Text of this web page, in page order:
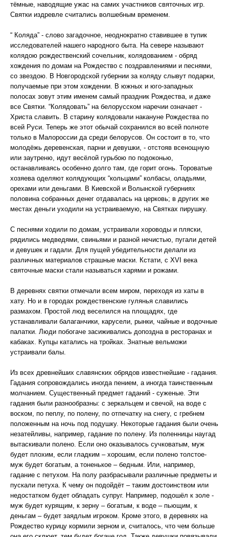
тёмные, наводящие ужас на самих участников святочных игр.
Святки издревле считались волшебным временем.
“ Коляда” - слово загадочное, неоднократно ставившее в тупик
исследователей нашего народного быта. На севере называют
колядою рождественский сочельник, колядованием - обряд
хождения по домам на Рождество с поздравлениями и песнями,
со звездою. В Новгородской губернии за коляду слывут подарки,
получаемые при этом хождении. В южных и юго-западных
полосах зовут этим именем самый праздник Рождества, и даже
все Святки. “Колядовать” на белорусском наречии означает -
Христа славить. В старину колядовали накануне Рождества по
всей Руси. Теперь же этот обычай сохранился во всей полноте
только в Малороссии да среди белорусов. Он состоит в то, что
молодёжь деревенская, парни и девушки, - отстояв всенощную
или заутреню, идут весёлой гурьбою по подоконью,
останавливаясь особенно долго там, где горит огонь. Тороватые
хозяева оделяют колядующих “кольцами” колбасы, оладьями,
орехами или деньгами. В Киевской и Волынской губерниях
половина собранных денег отдавалась на церковь; в других же
местах деньги уходили на устраиваемую, на Святках пирушку.
С песнями ходили по домам, устраивали хороводы и пляски,
рядились медведями, свиньями и разной нечистью, пугали детей
и девушек и гадали. Для пущей убедительности делали из
различных материалов страшные маски. Кстати, с XVI века
святочные маски стали называться харями и рожами.
В деревнях святки отмечали всем миром, переходя из хаты в
хату. Но и в городах рождественские гулянья славились
размахом. Простой люд веселился на площадях, где
устанавливали балаганчики, карусели, рынки, чайные и водочные
палатки. Люди побогаче засиживались допоздна в ресторанах и
кабаках. Купцы катались на тройках. Знатные вельможи
устраивали балы.
Из всех древнейших славянских обрядов известнейшие - гадания.
Гадания сопровождались иногда пением, а иногда таинственным
молчанием. Существенный предмет гаданий - суженые. Эти
гадания были разнообразны: с зеркальцем и свечой, на воде с
воском, по пеплу, по полену, по отпечатку на снегу, с гребнем
положенным на ночь под подушку. Некоторые гадания были очень
незатейливы, например, гадание по полену. Из поленницы наугад
вытаскивали полено. Если оно оказывалось сучковатым, муж
будет плохим, если гладким – хорошим, если полено толстое-
муж будет богатым, а тоненькое – бедным. Или, например,
гадание с петухом. На полу разбрасывали различные предметы и
пускали петуха. К чему он подойдёт – таким достоинством или
недостатком будет обладать супруг. Например, подошёл к золе -
муж будет курящим, к зерну – богатым, к воде – пьющим, к
деньгам – будет заядлым игроком. Кроме этого, в деревнях на
Рождество курицу кормили зерном и, считалось, что чем больше